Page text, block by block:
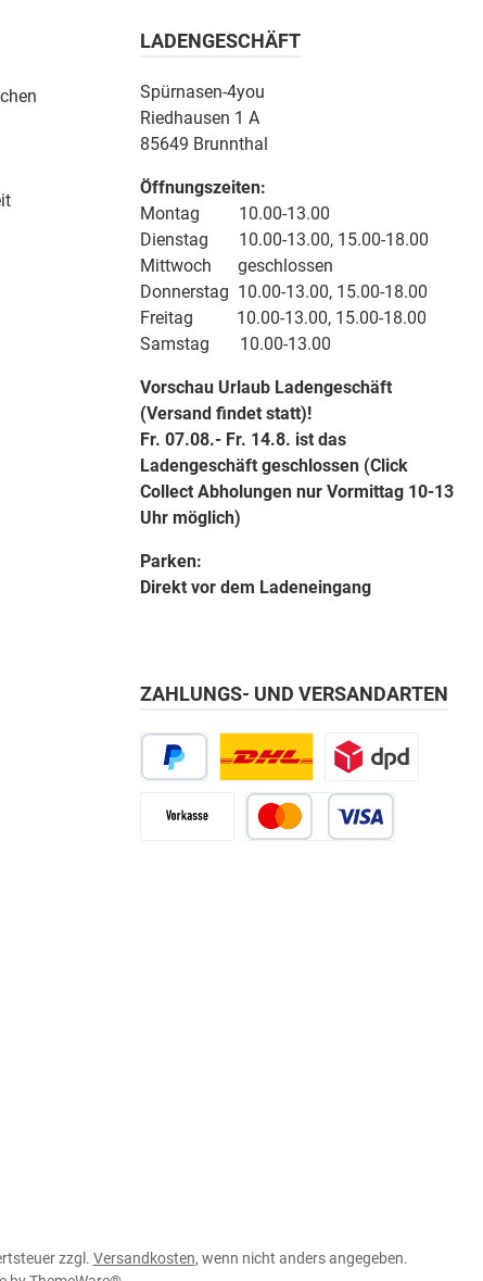
LADENGESCHÄFT
Spürnasen-4you
Riedhausen 1 A
85649 Brunnthal
Öffnungszeiten:
Montag 10.00-13.00
Dienstag 10.00-13.00, 15.00-18.00
Mittwoch geschlossen
Donnerstag 10.00-13.00, 15.00-18.00
Freitag 10.00-13.00, 15.00-18.00
Samstag 10.00-13.00
Vorschau Urlaub Ladengeschäft
(Versand findet statt)!
Fr. 07.08.- Fr. 14.8. ist das
Ladengeschäft geschlossen (Click
Collect Abholungen nur Vormittag 10-13
Uhr möglich)
Parken:
Direkt vor dem Ladeneingang
ZAHLUNGS- UND VERSANDARTEN
zzgl. Versandkosten, wenn nicht anders angegeben.